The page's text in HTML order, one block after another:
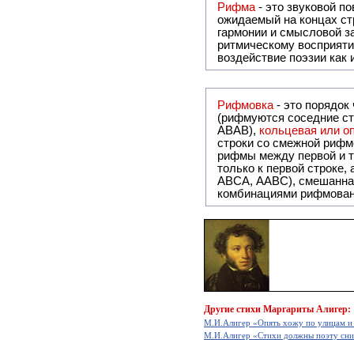
Рифма - это звуковой повтор, традиционно используемый в поэзии и, как
ожидаемый на концах
гармонии и смысловой
ритмическому
воздействие поэзии
Рифмовка - это
(рифмуются соседние
ABAB), кольцевая или
строки со смежной
рифмы между первой и
только к первой
ABCA, AABC), смешанная или вольная рифмовка (рифмовка в сложных строфах с различными
комбинациями
Другие стихи Маргариты Алигер:
М.И.Алигер «Опять хожу по улицам и
М.И.Алигер «Стихи должны поэту